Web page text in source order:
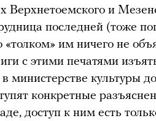
Верхнетоемского и
последней (тоже
«толком» им ничего не
с этими печатями
министерстве культуры
конкретные
доступ к ним есть